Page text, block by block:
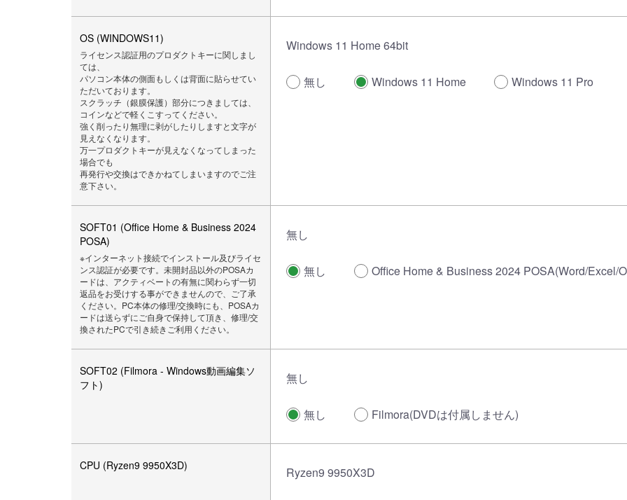
OS (WINDOWS11)
ライセンス認証用のプロダクトキーに関しまし
ては、
パソコン本体の側面もしくは背面に貼らせてい
ただいております。
スクラッチ（銀膜保護）部分につきましては、
コインなどで軽くこすってください。
強く削ったり無理に剥がしたりしますと文字が
見えなくなります。
万一プロダクトキーが見えなくなってしまった
場合でも
再発行や交換はできかねてしまいますのでご注
意下さい。
Windows 11 Home 64bit
無し Windows 11 Home Windows 11 Pro
SOFT01 (Office Home & Business 2024
POSA)
※インターネット接続でインストール及びライセ
ンス認証が必要です。未開封品以外のPOSAカ
ードは、アクティベートの有無に関わらず一切
返品をお受けする事ができませんので、ご了承
ください。PC本体の修理/交換時にも、POSAカ
ードは送らずにご自身で保持して頂き、修理/交
換されたPCで引き続きご利用ください。
無し
無し Office Home & Business 2024 POSA(Word/Excel/
SOFT02 (Filmora - Windows動画編集ソ
フト)
無し
無し Filmora(DVDは付属しません)
CPU (Ryzen9 9950X3D) Ryzen9 9950X3D